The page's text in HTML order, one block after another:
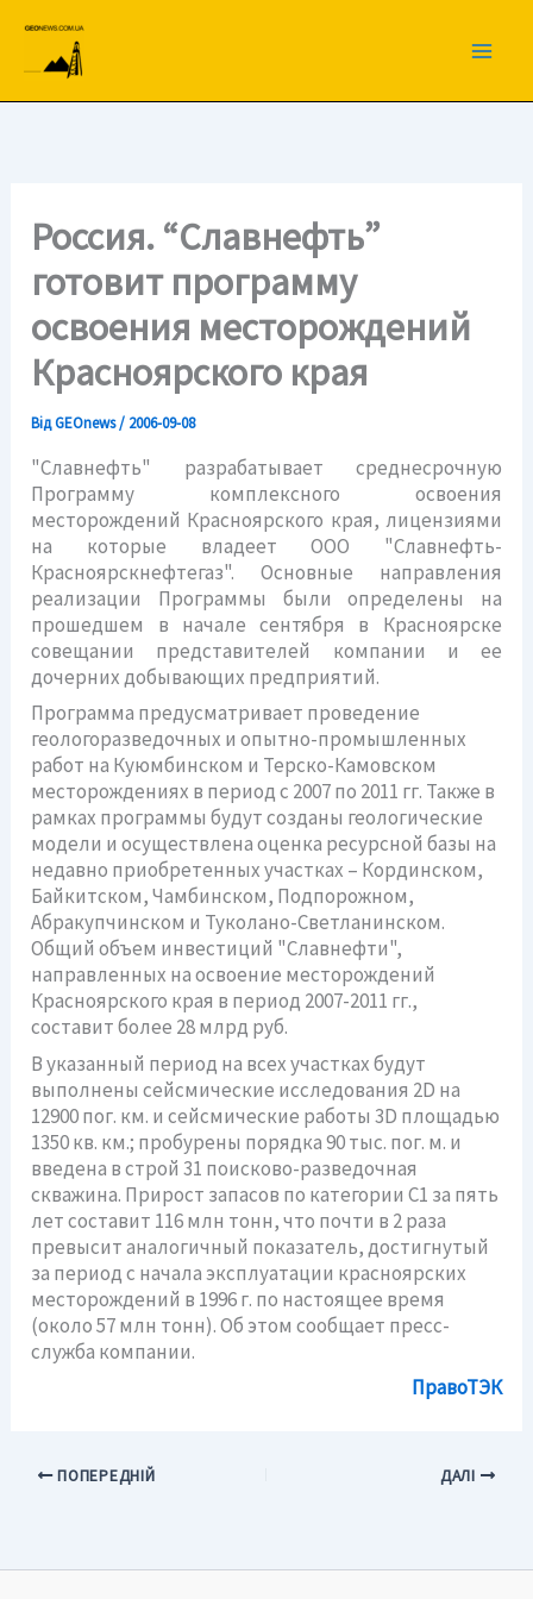
вмісту
Россия. “Славнефть”
готовит программу
освоения месторождений
Красноярского края
ВідGEOnews/ 2006-09-08
"Славнефть" разрабатывает среднесрочную
Программу комплексного освоения
месторождений Красноярского края, лицензиями
на которые владеет ООО "Славнефть-
Красноярскнефтегаз". Основные направления
реализации Программы были определены на
прошедшем в начале сентября в Красноярске
совещании представителей компании и ее
дочерних добывающих предприятий.
Программа предусматривает проведение
геологоразведочных и опытно-промышленных
работ на Куюмбинском и Терско-Камовском
месторождениях в период с 2007 по 2011 гг. Также в
рамках программы будут созданы геологические
модели и осуществлена оценка ресурсной базы на
недавно приобретенных участках – Кординском,
Байкитском, Чамбинском, Подпорожном,
Абракупчинском и Туколано-Светланинском.
Общий объем инвестиций "Славнефти",
направленных на освоение месторождений
Красноярского края в период 2007-2011 гг.,
составит более 28 млрд руб.
В указанный период на всех участках будут
выполнены сейсмические исследования 2D на
12900 пог. км. и сейсмические работы 3D площадью
1350 кв. км.; пробурены порядка 90 тыс. пог. м. и
введена в строй 31 поисково-разведочная
скважина. Прирост запасов по категории С1 за пять
лет составит 116 млн тонн, что почти в 2 раза
превысит аналогичный показатель, достигнутый
за период с начала эксплуатации красноярских
месторождений в 1996 г. по настоящее время
(около 57 млн тонн). Об этом сообщает пресс-
служба компании.
ПравоТЭК
ПОПЕРЕДНІЙ ДАЛІ